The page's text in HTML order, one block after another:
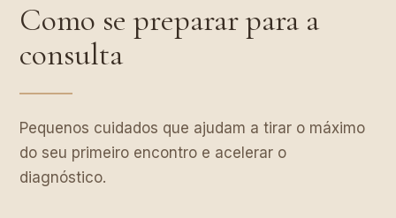
Como se preparar para a
consulta
Pequenos cuidados que ajudam a tirar o máximo
do seu primeiro encontro e acelerar o
diagnóstico.